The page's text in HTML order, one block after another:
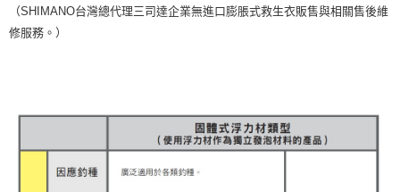
（SHIMANO台灣總代理三司達企業無進口膨脹式救生衣販售與相關售後維
修服務。）